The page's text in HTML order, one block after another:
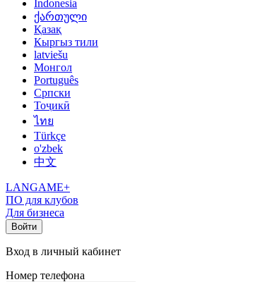
Indonesia
ქართული
Қазақ
Кыргыз тили
latviešu
Монгол
Português
Српски
Тоҷикӣ
ไทย
Türkçe
o'zbek
中文
LANGAME+
ПО для клубов
Для бизнеса
Войти
Вход в личный кабинет
Номер телефона